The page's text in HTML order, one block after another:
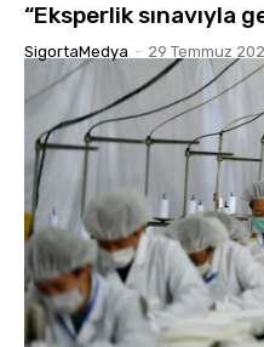
“Eksperlik sınavıyla
SigortaMedya - 29 Temmuz